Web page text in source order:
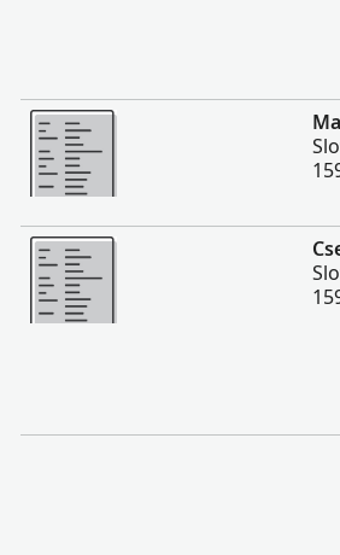
Daha fazla
Daha fazla